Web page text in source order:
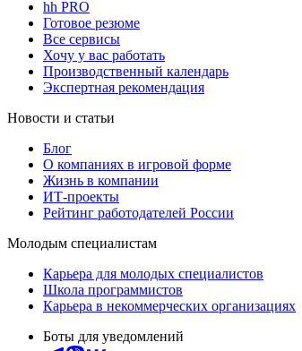
hh PRO
Готовое резюме
Все сервисы
Хочу у вас работать
Производственный календарь
Экспертная рекомендация
Новости и статьи
Блог
О компаниях в игровой форме
Жизнь в компании
ИТ-проекты
Рейтинг работодателей России
Молодым специалистам
Карьера для молодых специалистов
Школа программистов
Карьера в некоммерческих организациях
Боты для уведомлений